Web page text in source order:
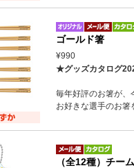
ゴールド箸
¥990
★グッズカタログ
毎年好評のお箸が、
お好きな選手のお
（全12種）チー